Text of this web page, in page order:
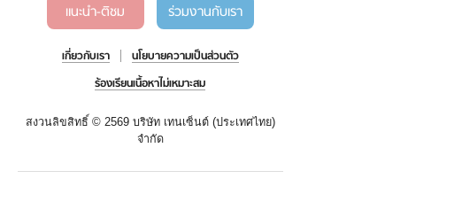
แนะนำ-ติชม ร่วมงานกับเรา
เกี่ยวกับเรา
นโยบายความเป็นส่วนตัว
ร้องเรียนเนื้อหาไม่เหมาะสม
สงวนลิขสิทธิ์ © 2569 บริษัท เทนเซ็นต์ (ประเทศไทย)
จำกัด